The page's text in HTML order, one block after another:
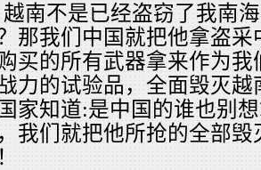
越南不是已经盗窃了我南
那我们中国就把他拿盗
买的所有武器拿来作为
力的试验品，全面毁灭
家知道:是中国的谁也别
我们就把他所抢的全部